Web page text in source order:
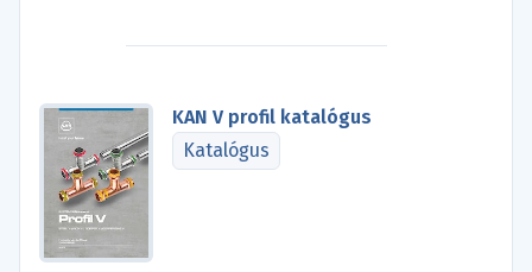
KAN V profil katalógus
Katalógus